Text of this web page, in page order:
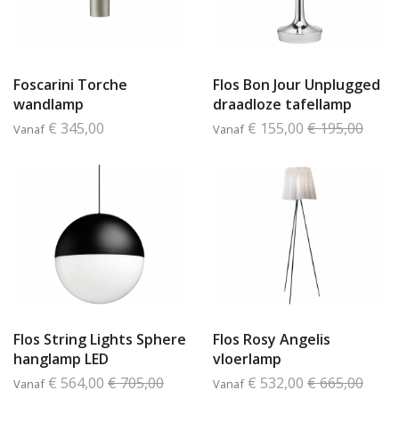
Foscarini Torche
wandlamp
Vanaf € 345,00
Flos Bon Jour Unplugged
draadloze tafellamp
Vanaf € 155,00 € 195,00
Flos String Lights Sphere
hanglamp LED
Vanaf € 564,00 € 705,00
Flos Rosy Angelis
vloerlamp
Vanaf € 532,00 € 665,00